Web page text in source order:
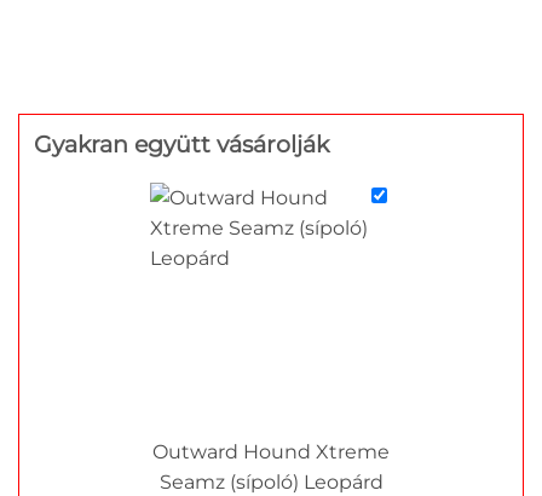
Gyakran együtt vásárolják
Outward Hound Xtreme
Seamz (sípoló) Leopárd